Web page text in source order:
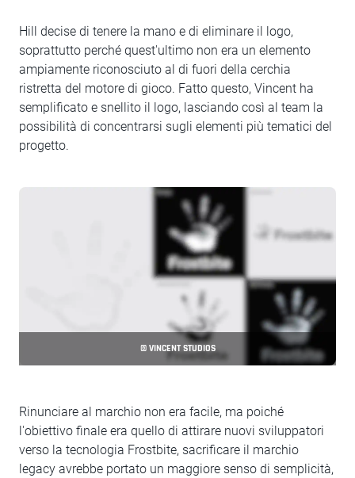
Hill decise di tenere la mano e di eliminare il logo,
soprattutto perché quest'ultimo non era un elemento
ampiamente riconosciuto al di fuori della cerchia
ristretta del motore di gioco. Fatto questo, Vincent ha
semplificato e snellito il logo, lasciando così al team la
possibilità di concentrarsi sugli elementi più tematici del
progetto.
© VINCENT STUDIOS
Rinunciare al marchio non era facile, ma poiché
l'obiettivo finale era quello di attirare nuovi sviluppatori
verso la tecnologia Frostbite, sacrificare il marchio
legacy avrebbe portato un maggiore senso di semplicità,